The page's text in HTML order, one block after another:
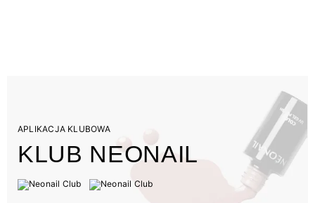
APLIKACJA KLUBOWA
KLUB NEONAIL